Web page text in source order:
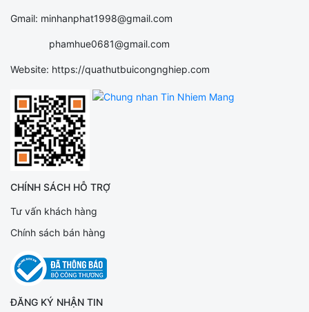
Gmail: minhanphat1998@gmail.com
phamhue0681@gmail.com
Website: https://quathutbuicongnghiep.com
CHÍNH SÁCH HỖ TRỢ
Tư vấn khách hàng
Chính sách bán hàng
ĐĂNG KÝ NHẬN TIN